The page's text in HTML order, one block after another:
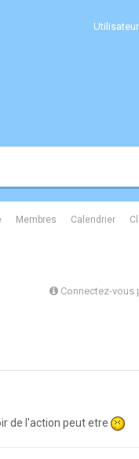
Membres Calendrier
Connectez-vous
de l'action peut etre